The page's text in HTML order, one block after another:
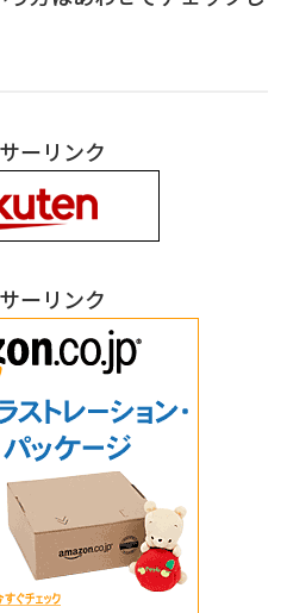
ーリンク
ーリンク